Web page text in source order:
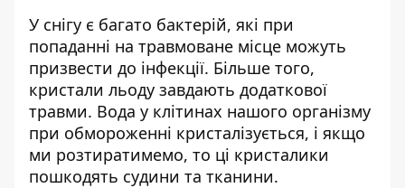
У снігу є багато бактерій, які при
попаданні на травмоване місце можуть
призвести до інфекції. Більше того,
кристали льоду завдають додаткової
травми. Вода у клітинах нашого організму
при обмороженні кристалізується, і якщо
ми розтиратимемо, то ці кристалики
пошкодять судини та тканини.